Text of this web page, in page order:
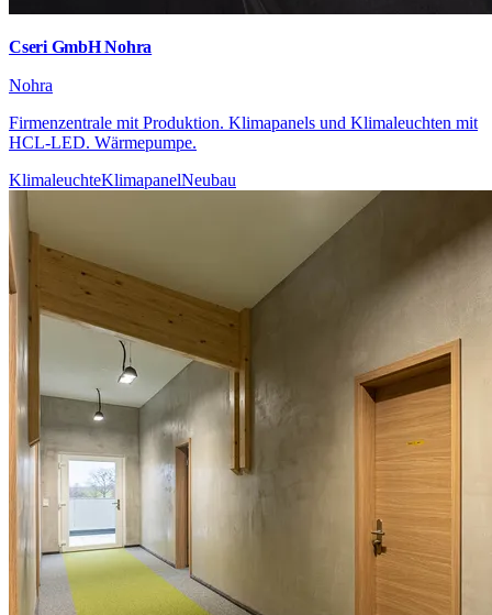
Cseri GmbH Nohra
Nohra
Firmenzentrale mit Produktion. Klimapanels und Klimaleuchten mit
HCL-LED. Wärmepumpe.
KlimaleuchteKlimapanelNeubau